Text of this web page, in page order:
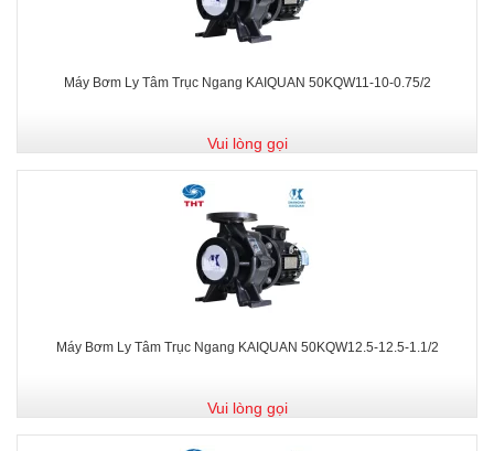
Máy Bơm Ly Tâm Trục Ngang KAIQUAN 50KQW11-10-0.75/2
Vui lòng gọi
Máy Bơm Ly Tâm Trục Ngang KAIQUAN 50KQW12.5-12.5-1.1/2
Vui lòng gọi